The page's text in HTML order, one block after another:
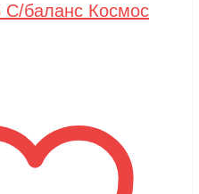
С/баланс Космос